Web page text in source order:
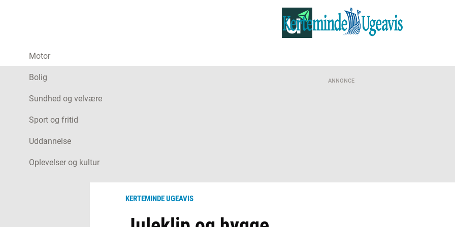
Motor
Bolig
Sundhed og velvære
Sport og fritid
Uddannelse
Oplevelser og kultur
ANNONCE
KERTEMINDE UGEAVIS